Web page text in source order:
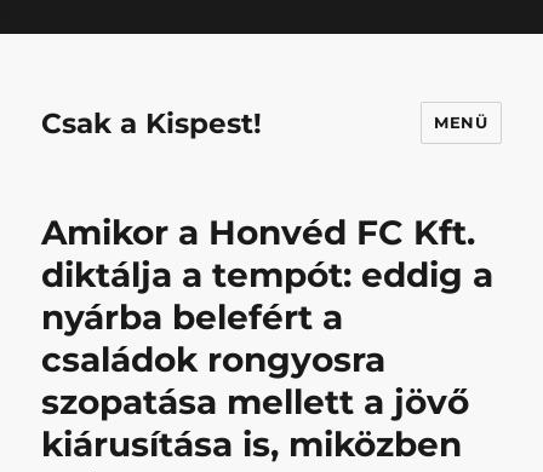
Csak a Kispest! MENÜ
Amikor a Honvéd FC Kft.
diktálja a tempót: eddig a
nyárba belefért a
családok rongyosra
szopatása mellett a jövő
kiárusítása is, miközben